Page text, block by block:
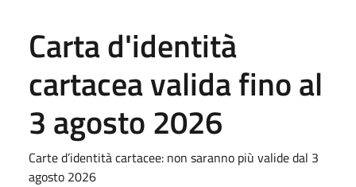
Carta d'identità
cartacea valida fino al
3 agosto 2026
Carte d’identità cartacee: non saranno più valide dal 3
agosto 2026